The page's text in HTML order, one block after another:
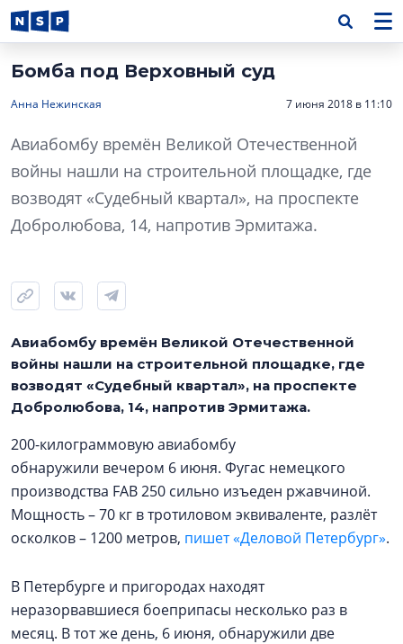
Бомба под Верховный суд
Анна Нежинская 7 июня 2018 в 11:10
Авиабомбу времён Великой Отечественной
войны нашли на строительной площадке, где
возводят «Судебный квартал», на проспекте
Добролюбова, 14, напротив Эрмитажа.
Авиабомбу времён Великой Отечественной
войны нашли на строительной площадке, где
возводят «Судебный квартал», на проспекте
Добролюбова, 14, напротив Эрмитажа.
200-килограммовую авиабомбу
обнаружили вечером 6 июня. Фугас немецкого
производства FAB 250 сильно изъеден ржавчиной.
Мощность – 70 кг в тротиловом эквиваленте, разлёт
осколков – 1200 метров, пишет «Деловой Петербург».
В Петербурге и пригородах находят
неразорвавшиеся боеприпасы несколько раз в
месяц. В тот же день, 6 июня, обнаружили две